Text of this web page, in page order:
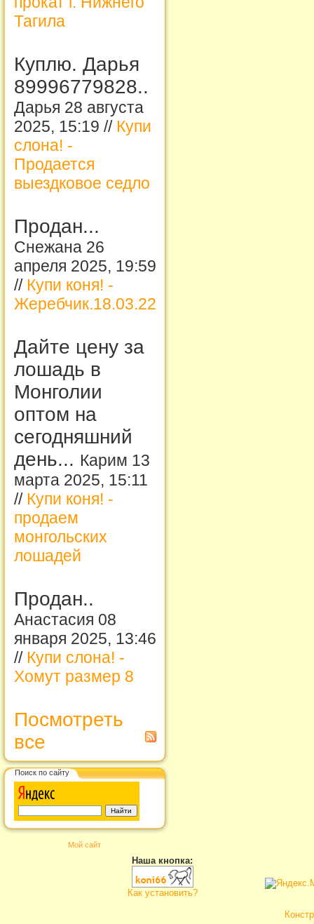
Тагила
Куплю. Дарья
89996779828..
Дарья 28 августа
2025, 15:19 // Купи
слона! -
Продается
выездковое седло
Продан...
Снежана 26
апреля 2025, 19:59
// Купи коня! -
Жеребчик.18.03.22
Дайте цену за
лошадь в
Монголии
оптом на
сегодняшний
день... Карим 13
марта 2025, 15:11
// Купи коня! -
продаем
монгольских
лошадей
Продан..
Анастасия 08
января 2025, 13:46
// Купи слона! -
Хомут размер 8
Посмотреть
все
Поиск по сайту
Мой сайт
Наша кнопка:
Как установить?